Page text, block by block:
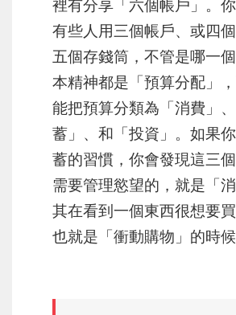
裡有分享「六個帳戶」。你
有些人用三個帳戶、或四
五個存錢筒，不管是哪一
本精神都是「預算分配」
能把預算分類為「消費」
蓄」、和「投資」。如果
蓄的習慣，你會發現這三
需要管理慾望的，就是「
其在看到一個東西很想要買
也就是「衝動購物」的時候